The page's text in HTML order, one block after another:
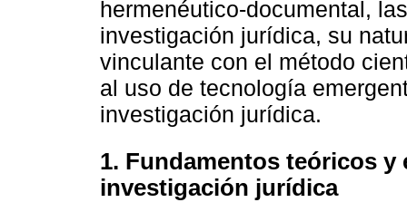
hermenéutico-documental,
investigación jurídica, su
vinculante con el método
al uso de tecnología
investigación jurídica.
1. Fundamentos teóricos
investigación jurídica